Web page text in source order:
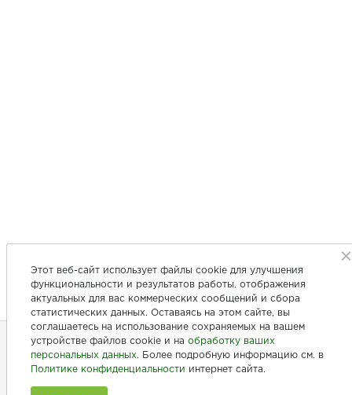
+7 (846) 275-20-10
+7 (902) 375-20-10
Этот веб-сайт использует файлы cookie для улучшения
функциональности и результатов работы, отображения
актуальных для вас коммерческих сообщений и сбора
статистических данных. Оставаясь на этом сайте, вы
соглашаетесь на использование сохраняемых на вашем
устройстве файлов cookie и на обработку ваших
персональных данных. Более подробную информацию см. в
Политике конфиденциальности интернет сайта.